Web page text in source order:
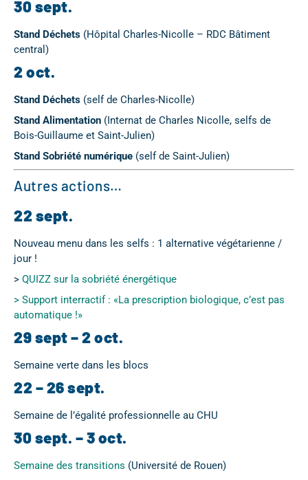
30 sept.
Stand Déchets (Hôpital Charles-Nicolle – RDC Bâtiment
central)
2 oct.
Stand Déchets (self de Charles-Nicolle)
Stand Alimentation (Internat de Charles Nicolle, selfs de
Bois-Guillaume et Saint-Julien)
Stand Sobriété numérique (self de Saint-Julien)
Autres actions…
22 sept.
Nouveau menu dans les selfs : 1 alternative végétarienne /
jour !
> QUIZZ sur la sobriété énergétique
> Support interractif : «La prescription biologique, c’est pas
automatique !»
29 sept – 2 oct.
Semaine verte dans les blocs
22 – 26 sept.
Semaine de l’égalité professionnelle au CHU
30 sept. – 3 oct.
Semaine des transitions (Université de Rouen)